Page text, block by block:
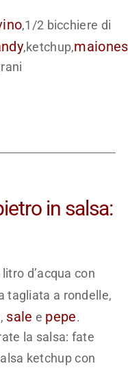
,1/2 bicchiere di
,ketchup,
in salsa:
d’acqua con
tagliata a rondelle,
sale e pepe.
la salsa: fate
ketchup con